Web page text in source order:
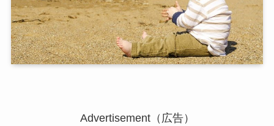
Advertisement（広告）